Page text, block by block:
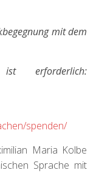
mit dem
erforderlich:
spenden/
Maria Kolbe
Sprache mit